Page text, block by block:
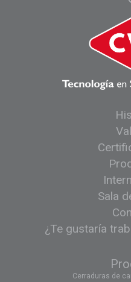
Sala
¿Te gustaría
Cerraduras de